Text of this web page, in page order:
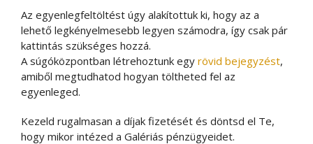
Az egyenlegfeltöltést úgy alakítottuk ki, hogy az a
lehető legkényelmesebb legyen számodra, így csak pár
kattintás szükséges hozzá.
A súgóközpontban létrehoztunk egy rövid bejegyzést,
amiből megtudhatod hogyan töltheted fel az
egyenleged.
Kezeld rugalmasan a díjak fizetését és döntsd el Te,
hogy mikor intézed a Galériás pénzügyeidet.